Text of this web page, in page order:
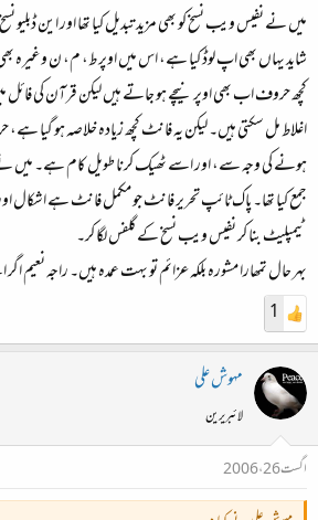
میں نے نفیس ویب نسخ کو بھی مزید تبدیل کیا تھا اور این ڈبلیو
شاید یہاں بھی اپ لوڈ کیا ہے، اس میں اوپر ط، م، ن وغیرہ
کچھ حروف اب بھی اوپر نیچے ہو جاتے ہیں لیکن قرآن کی
اغلاط مل سکتی ہیں۔ لیکن یہ فانٹ کچھ زیادہ خلاصہ ہو گیا
ہونے کی وجہ سے، اور اسے ٹھیک کرنا طویل کام ہے۔ میں
جمع کیا تھا۔ پاک ٹائپ تحریر فانٹ جو مکمل فانٹ ہے
ٹیمپلیٹ بنا کر نفیس ویب نسخ کے گلفس لگا کر۔
بہر حال تمھارا مشورہ بلکہ عزائم تو بہت عمدہ ہیں۔ راجہ نعیم
1
مہوش علی
لائبریرین
اگست 26، 2006